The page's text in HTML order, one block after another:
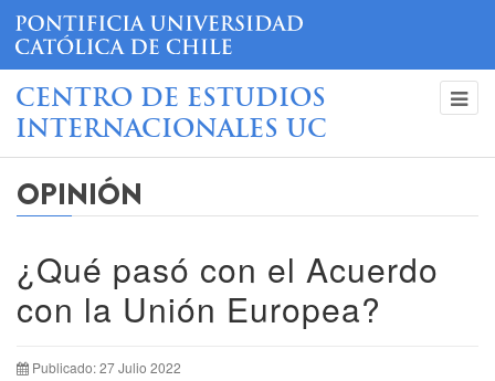
CENTRO DE ESTUDIOS
INTERNACIONALES UC
OPINIÓN
¿Qué pasó con el Acuerdo
con la Unión Europea?
Publicado: 27 Julio 2022